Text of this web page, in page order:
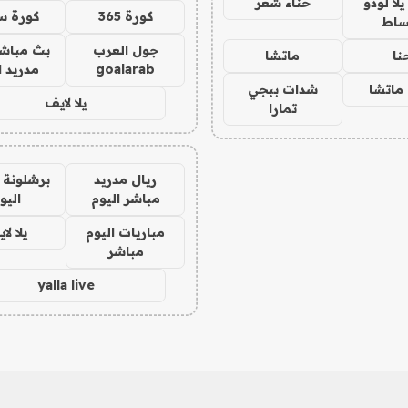
ماتشا
شدات ببجي
تمارا
كورة 365 كورة
جول العرب
goalarab
بث
مدريد
يلا لايف
ريال مدريد
مباشر اليوم
مباريات اليوم
مباشر
يلا
yalla live